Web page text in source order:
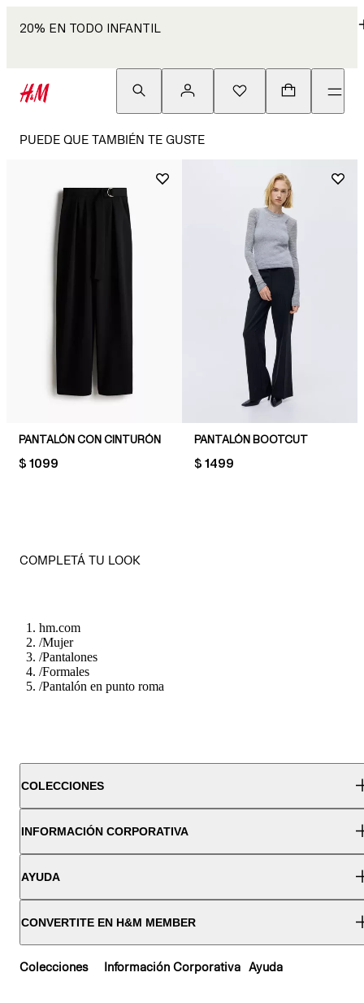
20% EN TODO INFANTIL
PUEDE QUE TAMBIÉN TE GUSTE
PANTALÓN CON CINTURÓN
PRICE:
$ 1099
PANTALÓN BOOTCUT
PRICE:
$ 1499
COMPLETÁ TU LOOK
hm.com
/Mujer
/Pantalones
/Formales
/Pantalón en punto roma
COLECCIONES
INFORMACIÓN CORPORATIVA
AYUDA
CONVERTITE EN H&M MEMBER
Colecciones Información Corporativa Ayuda